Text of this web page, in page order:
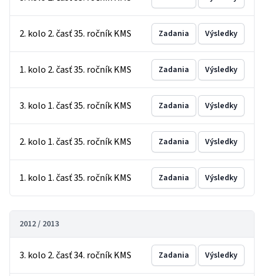
2. kolo 2. časť 35. ročník KMS Zadania Výsledky
1. kolo 2. časť 35. ročník KMS Zadania Výsledky
3. kolo 1. časť 35. ročník KMS Zadania Výsledky
2. kolo 1. časť 35. ročník KMS Zadania Výsledky
1. kolo 1. časť 35. ročník KMS Zadania Výsledky
2012 / 2013
3. kolo 2. časť 34. ročník KMS Zadania Výsledky